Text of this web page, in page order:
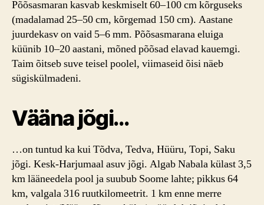
Põõsasmaran kasvab keskmiselt 60–100 cm kõrguseks
(madalamad 25–50 cm, kõrgemad 150 cm). Aastane
juurdekasv on vaid 5–6 mm. Põõsasmarana eluiga
küünib 10–20 aastani, mõned põõsad elavad kauemgi.
Taim õitseb suve teisel poolel, viimaseid õisi näeb
sügiskülmadeni.
Vääna jõgi…
…on tuntud ka kui Tõdva, Tedva, Hüüru, Topi, Saku
jõgi. Kesk-Harjumaal asuv jõgi. Algab Nabala külast 3,5
km lääneedela pool ja suubub Soome lahte; pikkus 64
km, valgala 316 ruutkilomeetrit. 1 km enne merre